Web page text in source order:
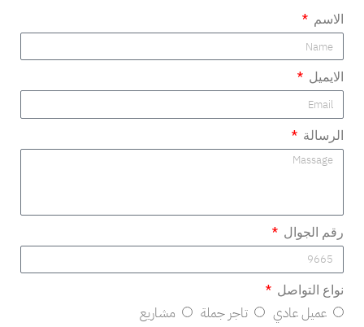
الاسم
الايميل
الرسالة
رقم الجوال
نواع التواصل
عميل عادي تاجر جملة مشاريع